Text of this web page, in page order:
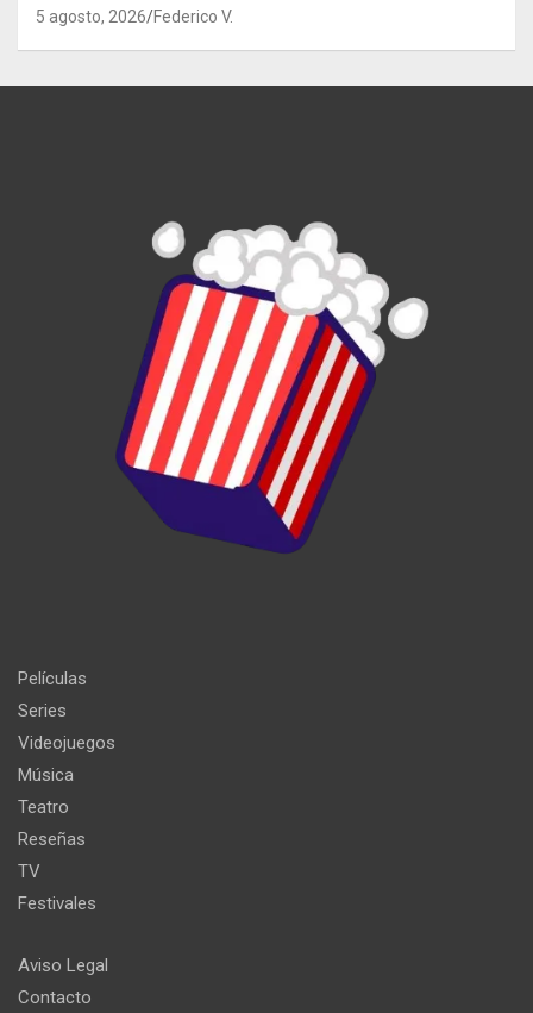
5 agosto, 2026 Federico V.
Películas
Series
Videojuegos
Música
Teatro
Reseñas
TV
Festivales
Aviso Legal
Contacto